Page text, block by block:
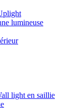
lumineuse
light en saillie